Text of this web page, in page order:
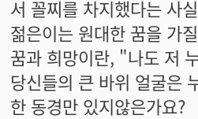
서 꼴찌를 차지했다는 사
젊은이는 원대한 꿈을 가
꿈과 희망이란, "나도 저
당신들의 큰 바위 얼굴은
한 동경만 있지않은가요?